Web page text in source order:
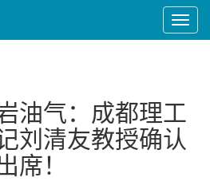
Toggle
油气：成都理工
刘清友教授确认
席！